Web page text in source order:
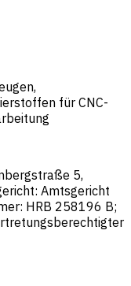
für CNC-
5,
Amtsgericht
HRB 258196 B;